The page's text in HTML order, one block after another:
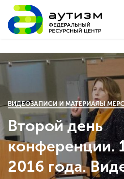
ВИДЕОЗАПИСИ И МАТЕРИАЛЫ
Второй день
конференции.
2016 года.